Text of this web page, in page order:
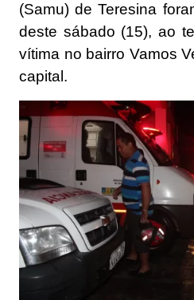
(Samu) deTeresina
deste sábado (15), ao
vítima no bairro Vamos
capital.